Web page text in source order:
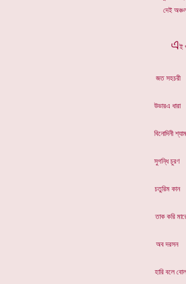
দেই
এই
জত
উভারএ
তাক
অব
হারি